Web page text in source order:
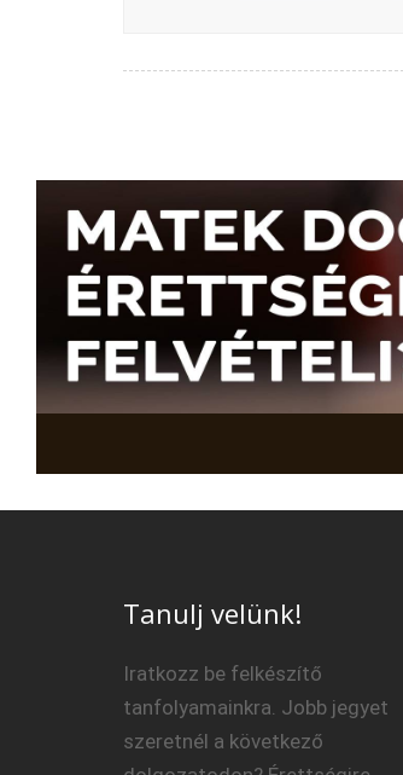
Tanulj velünk!
Iratkozz be felkészítő
tanfolyamainkra. Jobb jegyet
szeretnél a következő